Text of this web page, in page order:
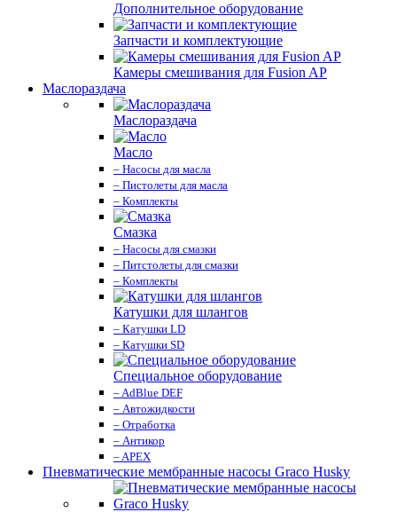
Дополнительное оборудование
Запчасти и комплектующие
Камеры смешивания для Fusion AP
Маслораздача
Маслораздача
Масло
– Насосы для масла
– Пистолеты для масла
– Комплекты
Смазка
– Насосы для смазки
– Питстолеты для смазки
– Комплекты
Катушки для шлангов
– Катушки LD
– Катушки SD
Специальное оборудование
– AdBlue DEF
– Автожидкости
– Отработка
– Антикор
– APEX
Пневматические мембранные насосы Graco Husky